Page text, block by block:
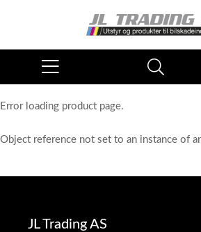
Error loading product page.
Object reference not set to an instance of
JL Trading AS